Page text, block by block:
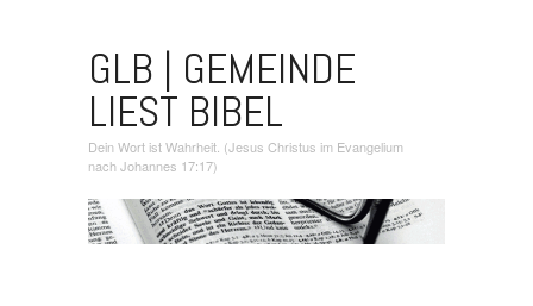
GLB | GEMEINDE
LIEST BIBEL
Dein Wort ist Wahrheit. (Jesus Christus im Evangelium
nach Johannes 17:17)